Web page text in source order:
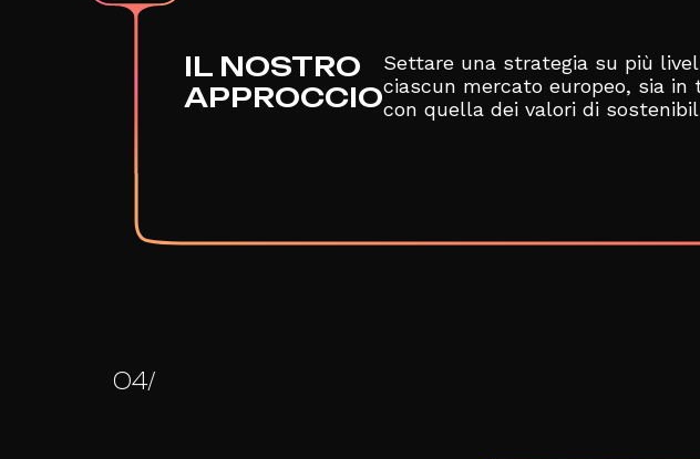
IL NOSTRO
APPROCCIO
Settare una strategia su più
ciascun mercato europeo, sia
con quella dei valori di
04/